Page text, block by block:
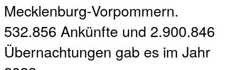
Mecklenburg-Vorpommern.
532.856 Ankünfte und 2.900.846
Übernachtungen gab es im Jahr